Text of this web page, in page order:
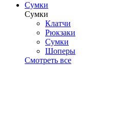
Сумки
Сумки
Клатчи
Рюкзаки
Сумки
Шоперы
Смотреть все